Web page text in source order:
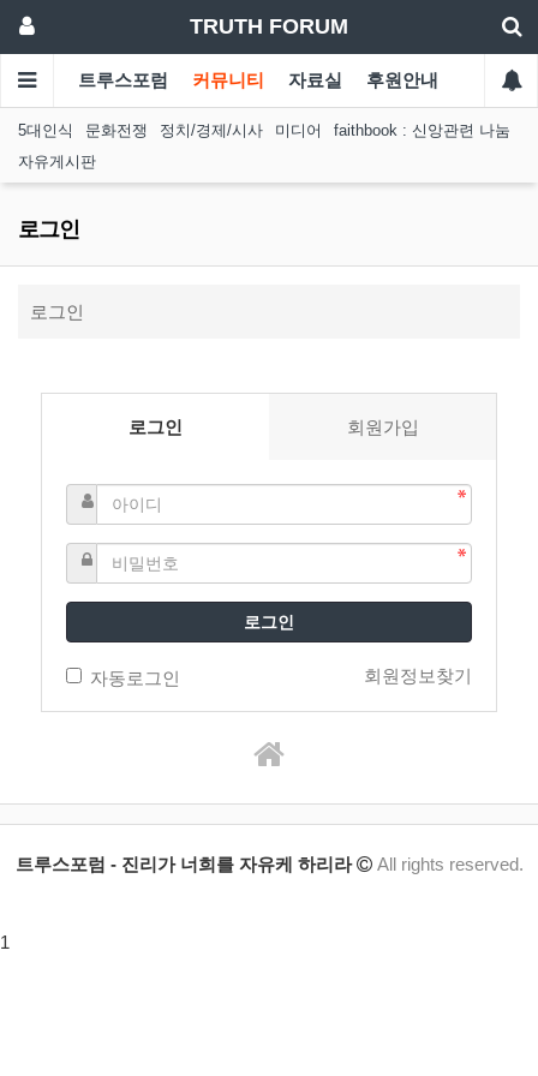
TRUTH FORUM
트루스포럼 커뮤니티 자료실 후원안내
5대인식 문화전쟁 정치/경제/시사 미디어
faithbook : 신앙관련 나눔
자유게시판
로그인
로그인
로그인 회원가입
로그인
자동로그인 회원정보찾기
트루스포럼 - 진리가 너희를 자유케 하리라 All rights reserved.
1